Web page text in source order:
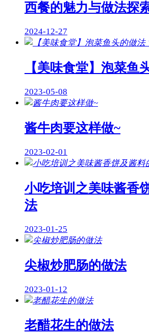
西餐的魅力与做法探
2024-12-27
【美味食堂】泡菜鱼
2023-05-08
酱牛肉要这样做~
2023-02-01
小吃培训之美味酱香
法
2023-01-25
尖椒炒肥肠的做法
2023-01-12
老醋花生的做法